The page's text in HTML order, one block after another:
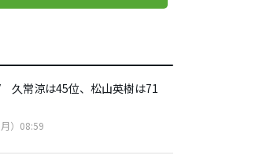
久常涼は45位、松山英樹は71
）08:59